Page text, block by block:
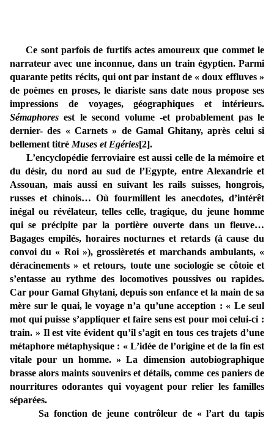
Ce sont parfois de furtifs actes amoureux que commet le
narrateur avec une inconnue, dans un train égyptien. Parmi
quarante petits récits, qui ont par instant de « doux effluves »
de poèmes en proses, le diariste sans date nous propose ses
impressions de voyages, géographiques et intérieurs.
Sémaphores est le second volume -et probablement pas le
dernier- des « Carnets » de Gamal Ghitany, après celui si
bellement titré Muses et Egéries[2].
L’encyclopédie ferroviaire est aussi celle de la mémoire et
du désir, du nord au sud de l’Egypte, entre Alexandrie et
Assouan, mais aussi en suivant les rails suisses, hongrois,
russes et chinois… Où fourmillent les anecdotes, d’intérêt
inégal ou révélateur, telles celle, tragique, du jeune homme
qui se précipite par la portière ouverte dans un fleuve…
Bagages empilés, horaires nocturnes et retards (à cause du
convoi du « Roi »), grossièretés et marchands ambulants, «
déracinements » et retours, toute une sociologie se côtoie et
s’entasse au rythme des locomotives poussives ou rapides.
Car pour Gamal Ghytani, depuis son enfance et la main de sa
mère sur le quai, le voyage n’a qu’une acception : « Le seul
mot qui puisse s’appliquer et faire sens est pour moi celui-ci :
train. » Il est vite évident qu’il s’agit en tous ces trajets d’une
métaphore métaphysique : « L’idée de l’origine et de la fin est
vitale pour un homme. » La dimension autobiographique
brasse alors maints souvenirs et détails, comme ces paniers de
nourritures odorantes qui voyagent pour relier les familles
séparées.
Sa fonction de jeune contrôleur de « l’art du tapis